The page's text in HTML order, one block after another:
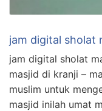
jam digital sholat
jam digital sholat
masjid di kranji –
muslim untuk
masjid inilah umat